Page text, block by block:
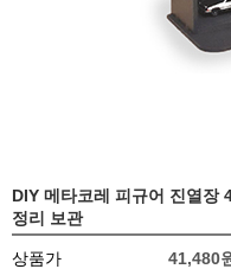
DIY 메타코레 피규어 진열장
정리 보관
상품가 41,480